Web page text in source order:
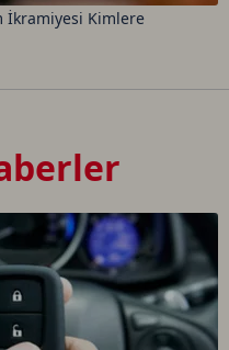
İkramiyesi Kimlere